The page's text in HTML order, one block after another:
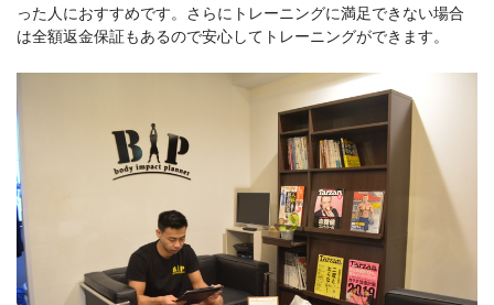
った人におすすめです。さらにトレーニングに満足できない場合
は全額返金保証もあるので安心してトレーニングができます。